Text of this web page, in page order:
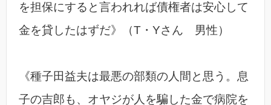
を担保にすると言われれば債権者は安心して
金を貸したはずだ》（T・Yさん 男性）
《種子田益夫は最悪の部類の人間と思う。息
子の吉郎も、オヤジが人を騙した金で病院を